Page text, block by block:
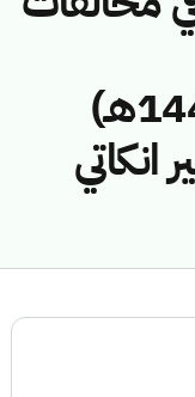
(42749114/ق/1443هـ)
انكاتي